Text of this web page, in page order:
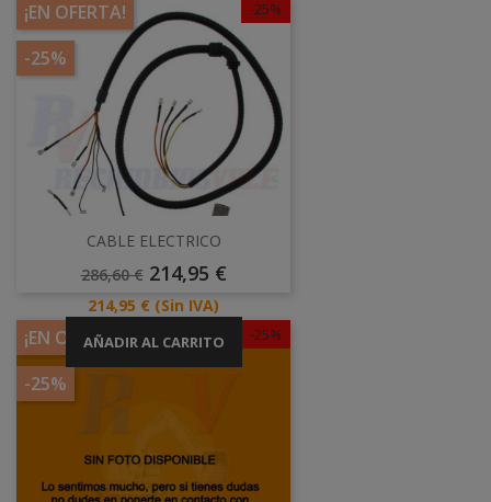
-25%
¡EN OFERTA!
-25%
CABLE ELECTRICO
Precio
286,60 € Precio
214,95 €
Precio
214,95 € (Sin IVA)
AÑADIR AL CARRITO -25%
¡EN OFERTA!
-25%